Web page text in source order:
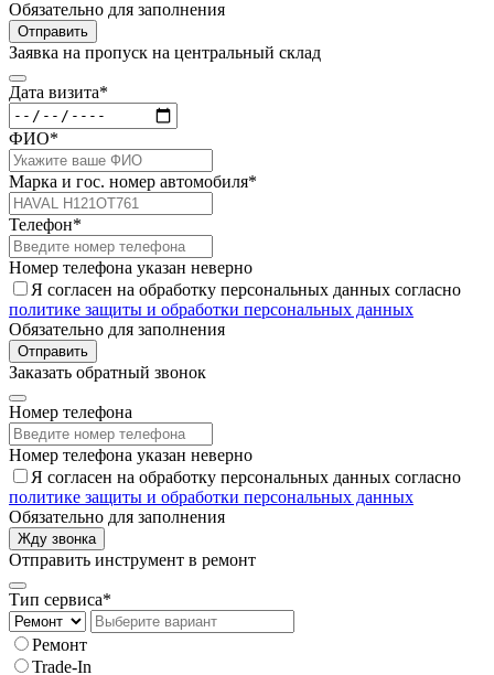
Обязательно для заполнения
Отправить
Заявка на пропуск на центральный склад
Дата визита*
ФИО*
Марка и гос. номер автомобиля*
Телефон*
Номер телефона указан неверно
Я согласен на обработку персональных данных согласно
политике защиты и обработки персональных данных
Обязательно для заполнения
Отправить
Заказать обратный звонок
Номер телефона
Номер телефона указан неверно
Я согласен на обработку персональных данных согласно
политике защиты и обработки персональных данных
Обязательно для заполнения
Жду звонка
Отправить инструмент в ремонт
Тип сервиса*
Ремонт
Trade-In